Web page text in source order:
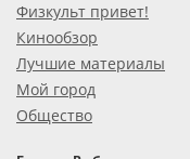
Физкульт привет!
Кинообзор
Лучшие материалы
Мой город
Общество